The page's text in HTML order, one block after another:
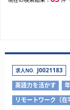
求人NO. J0021183
英語力を活かす
リモートワーク（在